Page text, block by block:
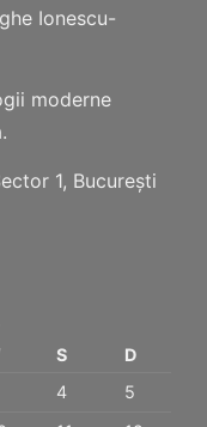
Ionescu-
moderne
1, București
S
D
4
5